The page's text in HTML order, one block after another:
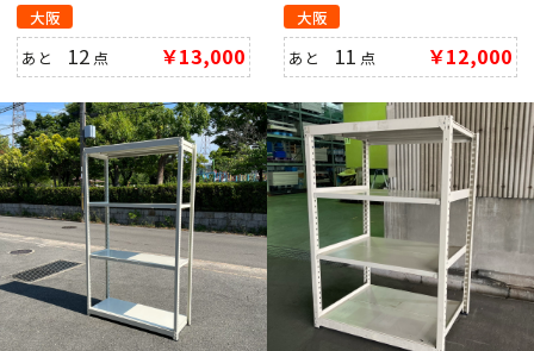
大阪
あと 12 点 ￥13,000
大阪
あと 11 点 ￥12,000